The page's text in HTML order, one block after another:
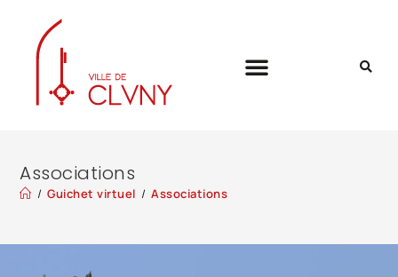
Associations
/ Guichet virtuel / Associations